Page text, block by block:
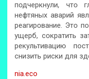
подчеркнули, что
нефтяных аварий
реагирование. Это
ущерб, сократить
рекультивацию
снизить риски для
nia.eco